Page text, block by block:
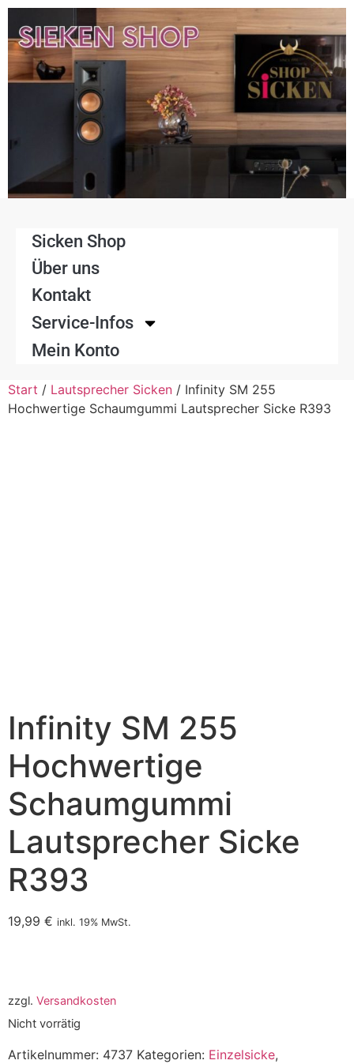
Sicken Shop
Über uns
Kontakt
Service-Infos
Mein Konto
Start / Lautsprecher Sicken / Infinity SM 255
Hochwertige Schaumgummi Lautsprecher Sicke R393
Infinity SM 255
Hochwertige
Schaumgummi
Lautsprecher Sicke
R393
19,99 € inkl. 19% MwSt.
zzgl. Versandkosten
Nicht vorrätig
Artikelnummer: 4737 Kategorien: Einzelsicke,